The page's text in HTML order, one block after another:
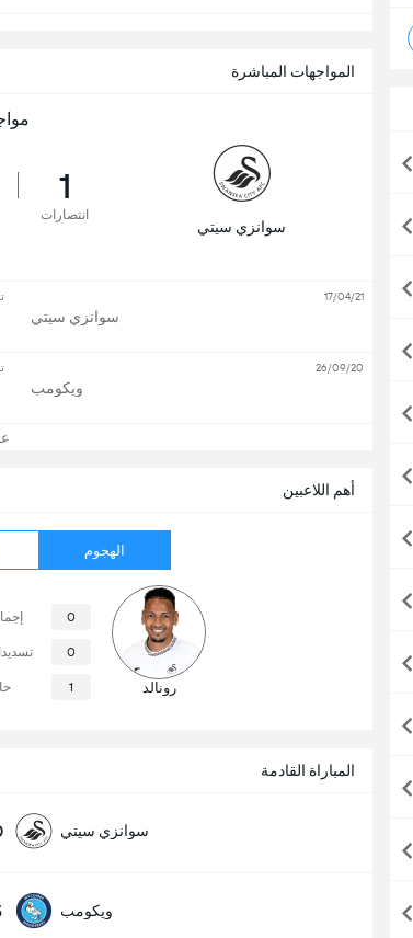
المباراة القادمة
سوانزي سيتي
ويكومب
أهم اللاعبين
الهجوم
رونالد
0
0
1
المواجهات المباشرة
سوانزي سيتي
1
انتصارات
سوانزي سيتي
17/04/21
ويكومب
26/09/20